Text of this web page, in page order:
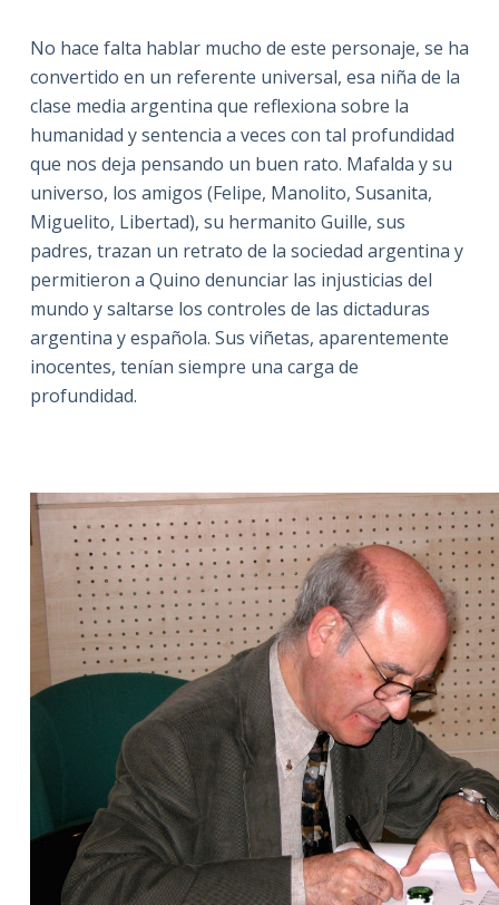
No hace falta hablar mucho de este personaje, se ha
convertido en un referente universal, esa niña de la
clase media argentina que reflexiona sobre la
humanidad y sentencia a veces con tal profundidad
que nos deja pensando un buen rato. Mafalda y su
universo, los amigos (Felipe, Manolito, Susanita,
Miguelito, Libertad), su hermanito Guille, sus
padres, trazan un retrato de la sociedad argentina y
permitieron a Quino denunciar las injusticias del
mundo y saltarse los controles de las dictaduras
argentina y española. Sus viñetas, aparentemente
inocentes, tenían siempre una carga de
profundidad.